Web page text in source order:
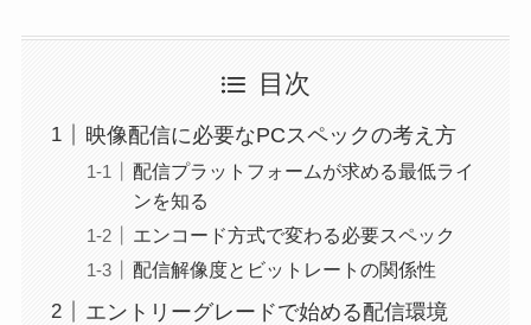
目次
映像配信に必要なPCスペックの考え方
配信プラットフォームが求める最低ライ
ンを知る
エンコード方式で変わる必要スペック
配信解像度とビットレートの関係性
エントリーグレードで始める配信環境